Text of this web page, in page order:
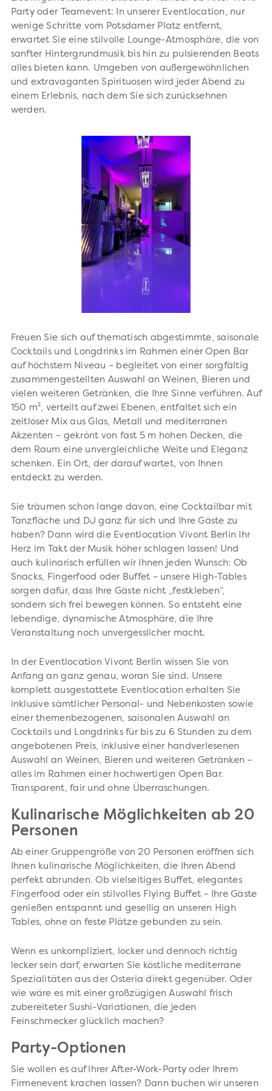
Party oder Teamevent: In unserer Eventlocation, nur
wenige Schritte vom Potsdamer Platz entfernt,
erwartet Sie eine stilvolle Lounge-Atmosphäre, die von
sanfter Hintergrundmusik bis hin zu pulsierenden Beats
alles bieten kann. Umgeben von außergewöhnlichen
und extravaganten Spirituosen wird jeder Abend zu
einem Erlebnis, nach dem Sie sich zurücksehnen
werden.
Freuen Sie sich auf thematisch abgestimmte, saisonale
Cocktails und Longdrinks im Rahmen einer Open Bar
auf höchstem Niveau – begleitet von einer sorgfältig
zusammengestellten Auswahl an Weinen, Bieren und
vielen weiteren Getränken, die Ihre Sinne verführen. Auf
150 m², verteilt auf zwei Ebenen, entfaltet sich ein
zeitloser Mix aus Glas, Metall und mediterranen
Akzenten – gekrönt von fast 5 m hohen Decken, die
dem Raum eine unvergleichliche Weite und Eleganz
schenken. Ein Ort, der darauf wartet, von Ihnen
entdeckt zu werden.
Sie träumen schon lange davon, eine Cocktailbar mit
Tanzfläche und DJ ganz für sich und Ihre Gäste zu
haben? Dann wird die Eventlocation Vivont Berlin Ihr
Herz im Takt der Musik höher schlagen lassen! Und
auch kulinarisch erfüllen wir Ihnen jeden Wunsch: Ob
Snacks, Fingerfood oder Buffet – unsere High-Tables
sorgen dafür, dass Ihre Gäste nicht „festkleben“,
sondern sich frei bewegen können. So entsteht eine
lebendige, dynamische Atmosphäre, die Ihre
Veranstaltung noch unvergesslicher macht.
In der Eventlocation Vivont Berlin wissen Sie von
Anfang an ganz genau, woran Sie sind. Unsere
komplett ausgestattete Eventlocation erhalten Sie
inklusive sämtlicher Personal- und Nebenkosten sowie
einer themenbezogenen, saisonalen Auswahl an
Cocktails und Longdrinks für bis zu 6 Stunden zu dem
angebotenen Preis, inklusive einer handverlesenen
Auswahl an Weinen, Bieren und weiteren Getränken –
alles im Rahmen einer hochwertigen Open Bar.
Transparent, fair und ohne Überraschungen.
Kulinarische Möglichkeiten ab 20
Personen
Ab einer Gruppengröße von 20 Personen eröffnen sich
Ihnen kulinarische Möglichkeiten, die Ihren Abend
perfekt abrunden. Ob vielseitiges Buffet, elegantes
Fingerfood oder ein stilvolles Flying Buffet – Ihre Gäste
genießen entspannt und gesellig an unseren High
Tables, ohne an feste Plätze gebunden zu sein.
Wenn es unkompliziert, locker und dennoch richtig
lecker sein darf, erwarten Sie köstliche mediterrane
Spezialitäten aus der Osteria direkt gegenüber. Oder
wie wäre es mit einer großzügigen Auswahl frisch
zubereiteter Sushi-Variationen, die jeden
Feinschmecker glücklich machen?
Party-Optionen
Sie wollen es auf Ihrer After-Work-Party oder Ihrem
Firmenevent krachen lassen? Dann buchen wir unseren